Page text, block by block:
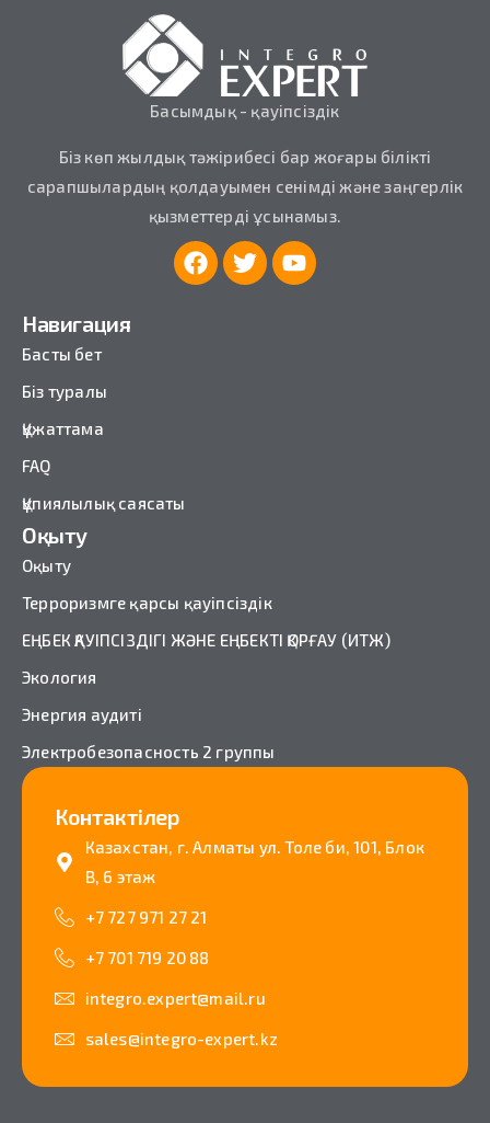
Басымдық - қауіпсіздік
Біз көп жылдық тәжірибесі бар жоғары білікті
сарапшылардың қолдауымен сенімді және заңгерлік
қызметтерді ұсынамыз.
Навигация
Басты бет
Біз туралы
Құжаттама
FAQ
Құпиялылық саясаты
Оқыту
Оқыту
Терроризмге қарсы қауіпсіздік
ЕҢБЕК ҚАУІПСІЗДІГІ ЖӘНЕ ЕҢБЕКТІ ҚОРҒАУ (ИТЖ)
Экология
Энергия аудиті
Электробезопасность 2 группы
Контактілер
Казахстан, г. Алматы ул. Толе би, 101, Блок
B, 6 этаж
+7 727 971 27 21
+7 701 719 20 88
integro.expert@mail.ru
sales@integro-expert.kz